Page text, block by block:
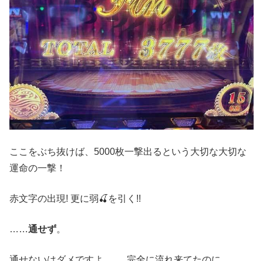
ここをぶち抜けば、5000枚一撃出るという大切な大切な
運命の一撃！
赤文字の出現! 更に弱🍒を引く!!
……通せず。